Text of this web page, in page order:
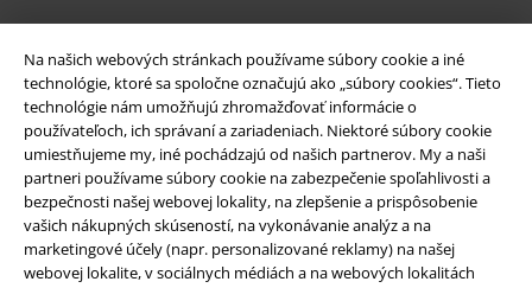
Na našich webových stránkach používame súbory cookie a iné
technológie, ktoré sa spoločne označujú ako „súbory cookies“. Tieto
technológie nám umožňujú zhromažďovať informácie o
používateľoch, ich správaní a zariadeniach. Niektoré súbory cookie
umiestňujeme my, iné pochádzajú od našich partnerov. My a naši
partneri používame súbory cookie na zabezpečenie spoľahlivosti a
bezpečnosti našej webovej lokality, na zlepšenie a prispôsobenie
vašich nákupných skúseností, na vykonávanie analýz a na
marketingové účely (napr. personalizované reklamy) na našej
webovej lokalite, v sociálnych médiách a na webových lokalitách
Právne informácie